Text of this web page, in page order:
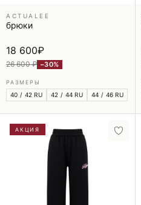
ACTUALEE
брюки
18 600₽
26 600 ₽ −30%
РАЗМЕРЫ
40 / 42 RU 42 / 44 RU 44 / 46 RU
АКЦИЯ